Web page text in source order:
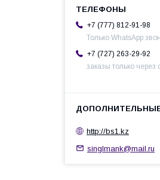
+7 (777) 812-91-98
Только WhatsApp
+7 (727) 263-29-92
заказы только через
http://bs1.kz
singlmank@mail.ru